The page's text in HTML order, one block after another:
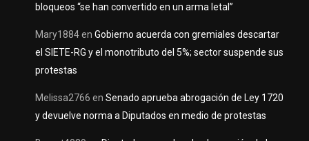
bloqueos “se han convertido en un arma letal”
Mary1884en Gobierno acuerda con gremiales descartar
el SIETE-RG y el monotributo del 5%; sector suspende sus
protestas
Melissa2766 en Senado aprueba abrogación de Ley 1720
y devuelve norma a Diputados en medio de protestas